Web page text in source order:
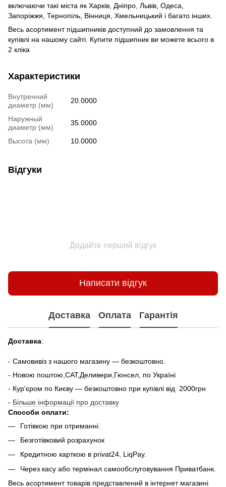
включаючи такі міста як Харків, Дніпро, Львів, Одеса,
Запоріжжя, Тернопіль, Вінниця, Хмельницький і багато інших.
Весь асортимент підшипників доступний до замовлення та
купівлі на нашому сайті. Купити підшипник ви можете всього в
2 кліка
Характеристики
Внутренний
диаметр (мм)
20.0000
Наружный
диаметр (мм)
35.0000
Высота (мм) 10.0000
Відгуки
Додайте перший відгук
Написати відгук
Доставка Оплата Гарантія
Доставка:
- Самовивіз з нашого магазину — безкоштовно.
- Новою поштою,САТ,Деливери,Гюнсел, по Україні
- Кур'єром по Києву — безкоштовно при купiвлi вiд 2000грн
- Більше інформації про доставку
Способи оплати:
Готівкою при отриманні.
Безготівковий розрахунок
Кредитною карткою в privat24, LiqPay.
Через касу або термінал самообслуговування Приватбанк.
Весь асортимент товарів представлений в інтернет магазині